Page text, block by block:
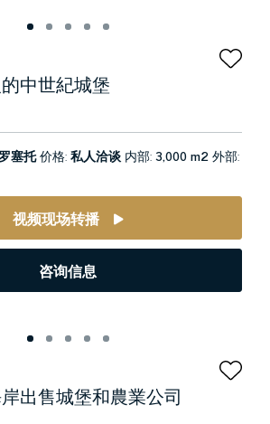
中世紀城堡
塞托价格:私人洽谈 内部:3,000 m2外部:
视频现场转播
咨询信息
出售城堡和農業公司